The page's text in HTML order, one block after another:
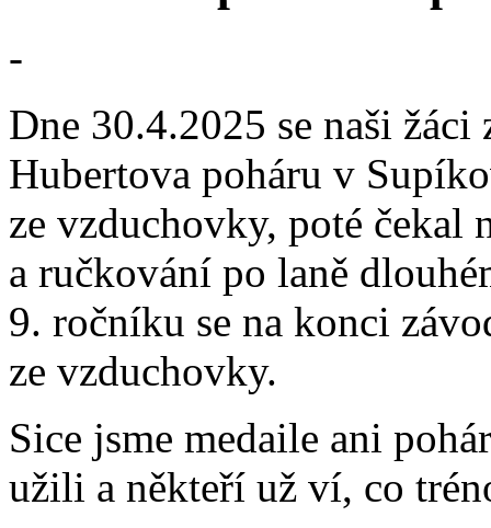
-
Dne 30.4.2025 se naši
Hubertova poháru v
ze vzduchovky, poté čekal
a ručkování po laně
9. ročníku se na konci
ze vzduchovky.
Sice jsme medaile ani
užili a někteří už ví, co